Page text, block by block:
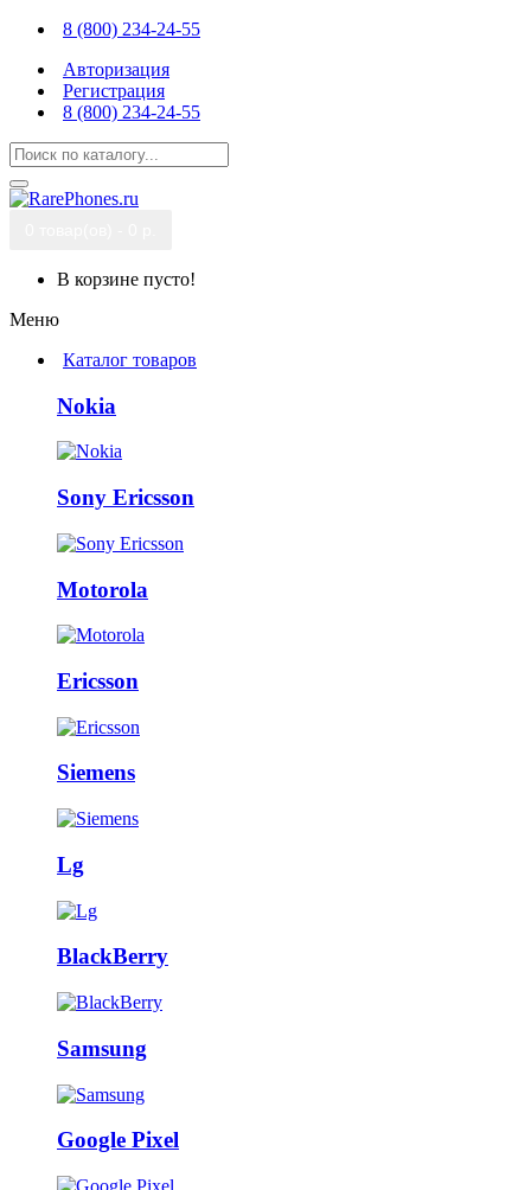
8 (800) 234-24-55
Авторизация
Регистрация
8 (800) 234-24-55
В корзине пусто!
Меню
Каталог товаров
Nokia
Sony Ericsson
Motorola
Ericsson
Siemens
Lg
BlackBerry
Samsung
Google Pixel